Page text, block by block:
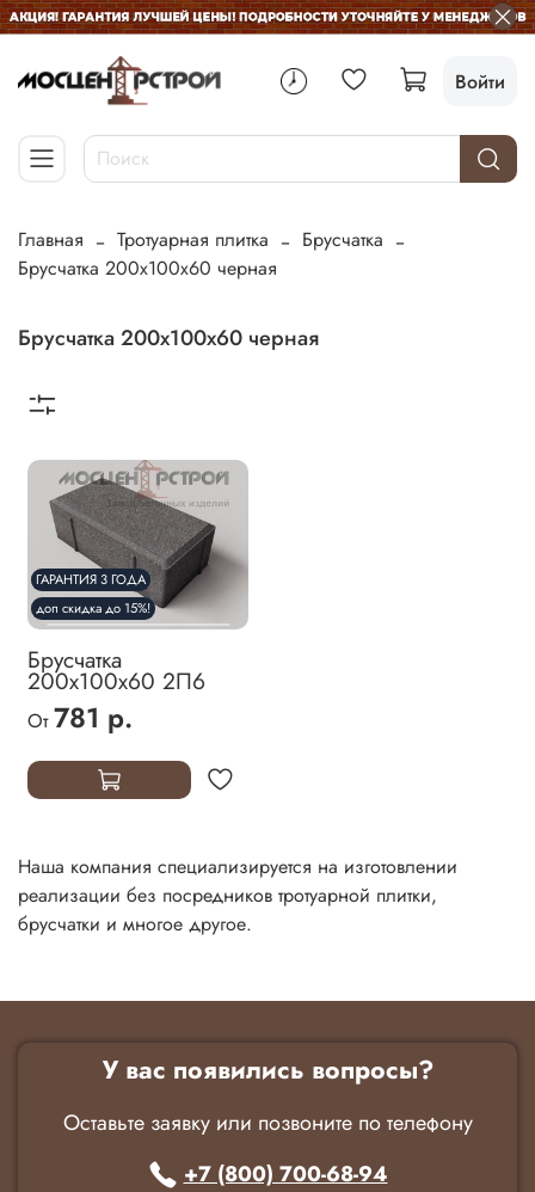
Войти
Главная Тротуарная плитка
Брусчатка
Брусчатка 200х100х60 черная
Брусчатка 200х100х60 черная
ГАРАНТИЯ 3 ГОДА
доп скидка до 15%!
Брусчатка
200х100х60 2П6
От 781 р.
Наша компания специализируется на изготовлении
реализации без посредников тротуарной плитки,
брусчатки и многое другое.
У вас появились вопросы?
Оставьте заявку или позвоните по телефону
+7 (800) 700-68-94